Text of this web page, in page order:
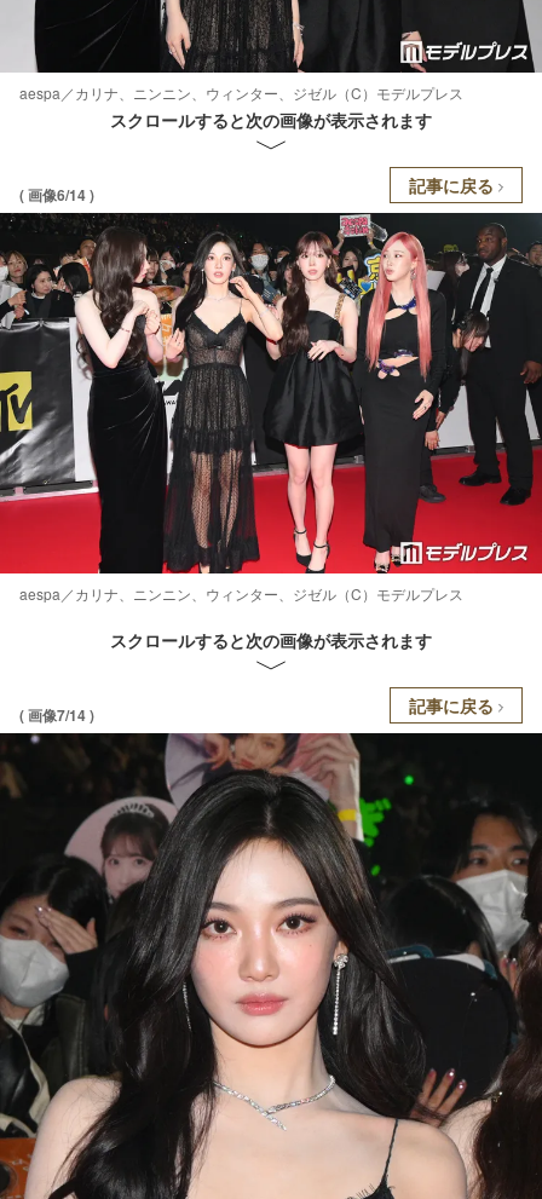
aespa／カリナ、ニンニン、ウィンター、ジゼル（C）モデルプレス
スクロールすると次の画像が表示されます
( 画像6/14 ) 記事に戻る
aespa／カリナ、ニンニン、ウィンター、ジゼル（C）モデルプレス
スクロールすると次の画像が表示されます
( 画像7/14 ) 記事に戻る